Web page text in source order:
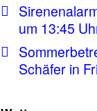
um 13:45
Schäfer in